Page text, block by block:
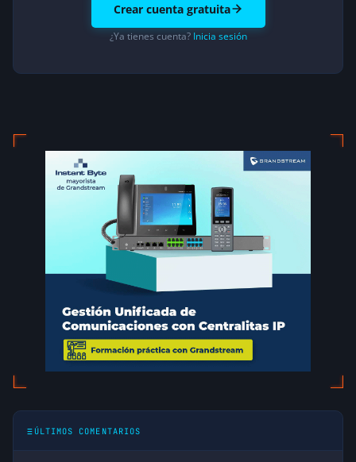
Crear cuenta gratuita
¿Ya tienes cuenta? Inicia sesión
ÚLTIMOS COMENTARIOS